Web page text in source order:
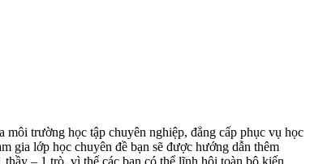
môi trường học tập chuyên nghiệp, đẳng cấp phục vụ học
gia lớp học chuyên đề bạn sẽ được hướng dẫn thêm